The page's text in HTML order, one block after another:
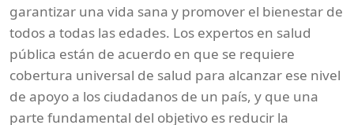
garantizar una vida sana y promover el bienestar de
todos a todas las edades. Los expertos en salud
pública están de acuerdo en que se requiere
cobertura universal de salud para alcanzar ese nivel
de apoyo a los ciudadanos de un país, y que una
parte fundamental del objetivo es reducir la